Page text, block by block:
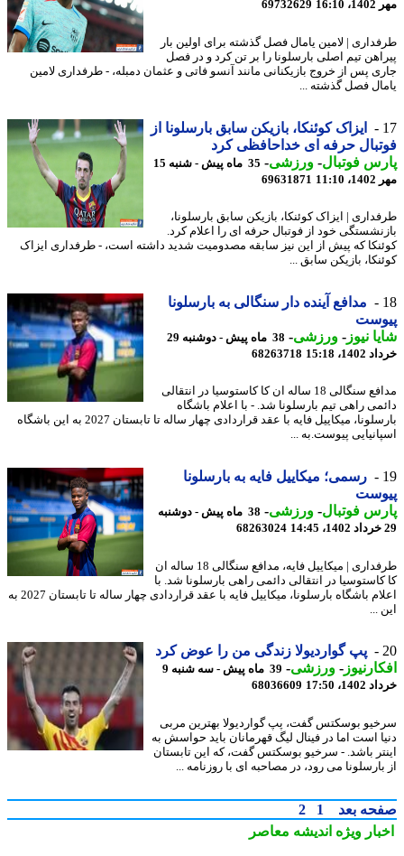
69732629
| لامین یامال فصل گذشته برای اولین بار
تیم اصلی بارسلونا را بر تن کرد و در فصل
پس از خروج بازیکنانی مانند آنسو فاتی و عثمان دمبله، - طرفداری لامین
فصل گذشته ...
ایزاک کوئنکا، بازیکن سابق بارسلونا از
حرفه ای خداحافظی کرد
فوتبال-ورزشی-
35 ماه پیش - شنبه 15
69631871
| ایزاک کوئنکا، بازیکن سابق بارسلونا،
خود از فوتبال حرفه ای را اعلام کرد.
که پیش از این نیز سابقه مصدومیت شدید داشته است، - طرفداری ایزاک
بازیکن سابق ...
مدافع آینده دار سنگالی به بارسلونا
نیوز-ورزشی-
38 ماه پیش - دوشنبه 29
15:18
68263718
مدافع سنگالی 18 ساله ان کا کاستوسیا در انتقالی
راهی تیم بارسلونا شد. - با اعلام باشگاه
بارسلونا، میکاییل فایه با عقد قراردادی چهار ساله تا تابستان 2027 به این باشگاه
پیوست.به ...
رسمی؛ میکاییل فایه به بارسلونا
فوتبال-ورزشی-
38 ماه پیش - دوشنبه
68263024
طرفداری | میکاییل فایه، مدافع سنگالی 18 ساله ان
در انتقالی دائمی راهی بارسلونا شد. با
اعلام باشگاه بارسلونا، میکاییل فایه با عقد قراردادی چهار ساله تا تابستان 2027 به
...
پپ گواردیولا زندگی من را عوض کرد
-ورزشی-
39 ماه پیش - سه شنبه 9
17:50
68036609
بوسکتس گفت، پپ گواردیولا بهترین مربی
است اما در فینال لیگ قهرمانان باید حواسش به
باشد. - سرخیو بوسکتس گفت، که این تابستان
می رود، در مصاحبه ای با روزنامه ...
بعد 1
2
ویژهاندیشه معاصر